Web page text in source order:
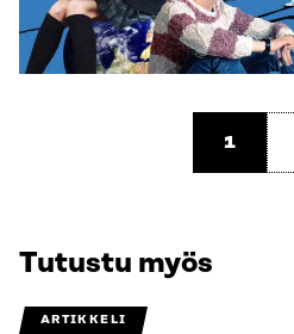
1
Tutustu myös
ARTIKKELI